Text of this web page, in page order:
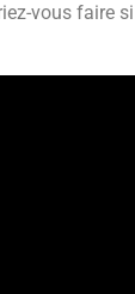
vous faire